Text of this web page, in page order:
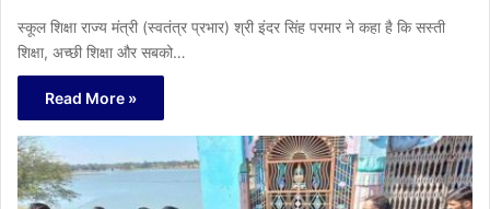
स्कूल शिक्षा राज्य मंत्री (स्वतंत्र प्रभार) श्री इंदर सिंह परमार ने कहा है कि सस्ती
शिक्षा, अच्छी शिक्षा और सबको…
Read More »